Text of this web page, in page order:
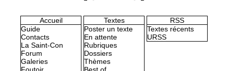
Accueil
Guide
Contacts
La Saint-Con
Forum
Galeries
Foutoir
Textes
Poster un texte
En attente
Rubriques
Dossiers
Thèmes
Best of
RSS
Textes récents
URSS